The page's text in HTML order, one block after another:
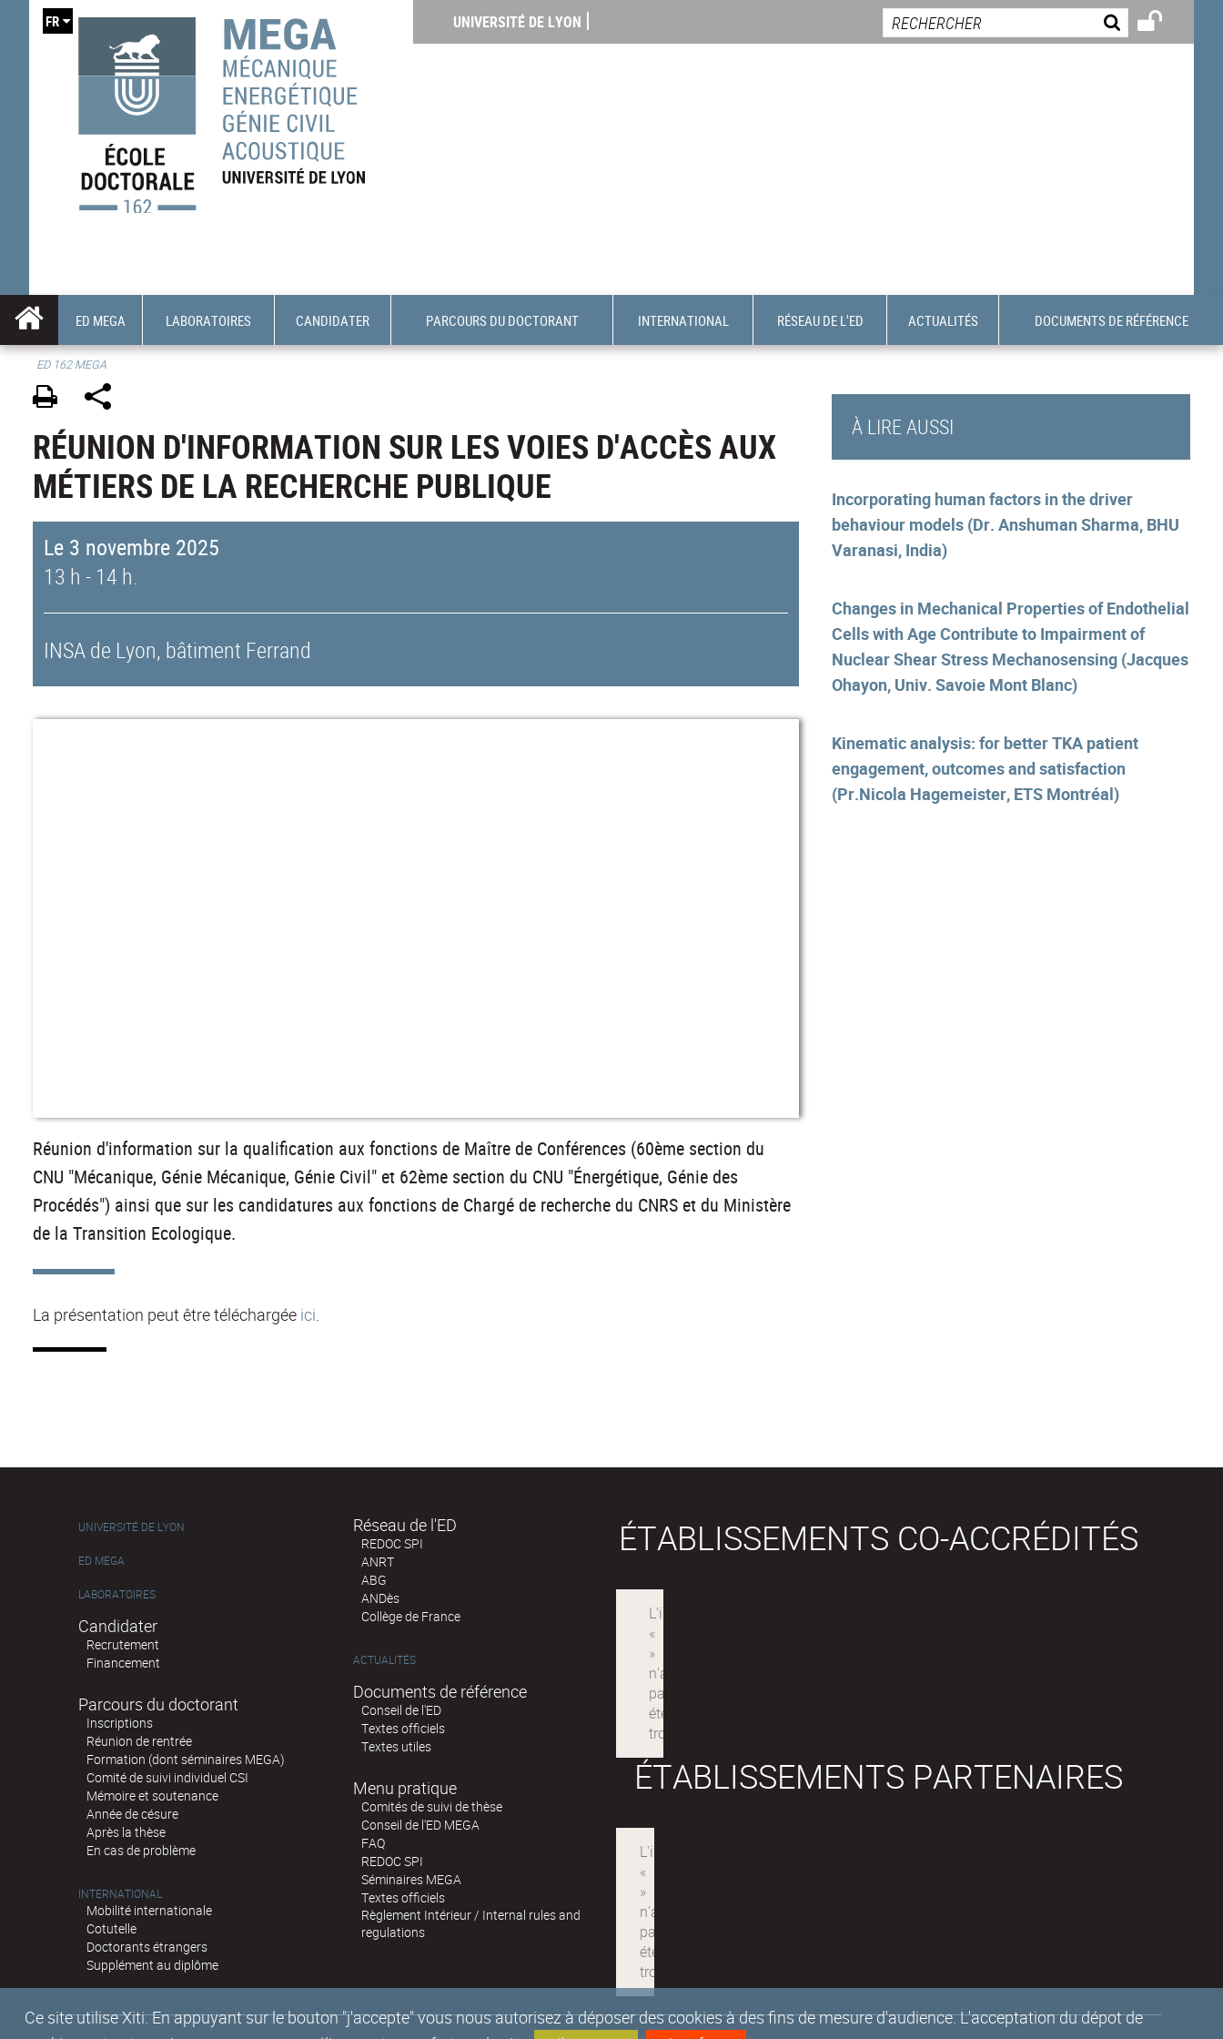
Ce site utilise Xiti. En appuyant sur le bouton "j'accepte" vous nous autorisez à déposer des cookies à des fins de mesure d'audience. L'acceptation du dépot de
UNIVERSITÉ DE LYON
FR
ED MEGA LABORATOIRES CANDIDATER PARCOURS DU DOCTORANT INTERNATIONAL RÉSEAU DE L'ED ACTUALITÉS DOCUMENTS DE RÉFÉRENCE
ED 162 MEGA
RÉUNION D'INFORMATION SUR LES VOIES D'ACCÈS AUX
MÉTIERS DE LA RECHERCHE PUBLIQUE
Le 3 novembre 2025
13 h - 14 h.
INSA de Lyon, bâtiment Ferrand
Réunion d'information sur la qualification aux fonctions de Maître de Conférences (60ème section du
CNU "Mécanique, Génie Mécanique, Génie Civil" et 62ème section du CNU "Énergétique, Génie des
Procédés") ainsi que sur les candidatures aux fonctions de Chargé de recherche du CNRS et du Ministère
de la Transition Ecologique.
La présentation peut être téléchargée ici
À LIRE AUSSI
Incorporating human factors in the driver
behaviour models (Dr. Anshuman Sharma, BHU
Varanasi, India)
Changes in Mechanical Properties of Endothelial
Cells with Age Contribute to Impairment of
Nuclear Shear Stress Mechanosensing (Jacques
Ohayon, Univ. Savoie Mont Blanc)
Kinematic analysis: for better TKA patient
engagement, outcomes and satisfaction
(Pr.Nicola Hagemeister, ETS Montréal)
UNIVERSITÉ DE LYON
ED MEGA
LABORATOIRES
Candidater
Recrutement
Financement
Parcours du doctorant
Inscriptions
Réunion de rentrée
Formation (dont séminaires MEGA)
Comité de suivi individuel CSI
Mémoire et soutenance
Année de césure
Après la thèse
En cas de problème
INTERNATIONAL
Mobilité internationale
Cotutelle
Doctorants étrangers
Supplément au diplôme
Réseau de l'ED
REDOC SPI
ANRT
ABG
ANDès
Collège de France
ACTUALITÉS
Documents de référence
Conseil de l'ED
Textes officiels
Textes utiles
Menu pratique
Comités de suivi de thèse
Conseil de l'ED MEGA
FAQ
REDOC SPI
Séminaires MEGA
Textes officiels
Règlement Intérieur / Internal rules and
regulations
ÉTABLISSEMENTS CO-ACCRÉDITÉS
ÉTABLISSEMENTS PARTENAIRES